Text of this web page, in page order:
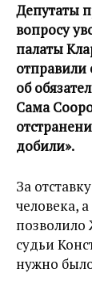
Депутаты
вопросу
палаты
отправили
об
Сама
добили».
За
человека,
позволило
судьи
нужно